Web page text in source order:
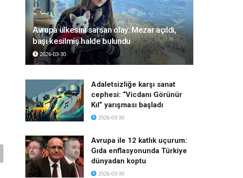
Avrupa ülkesini sarsan olay: Mezar açıldı,
başı kesilmiş halde bulundu
2026-03-30
Adaletsizliğe karşı sanat
cephesi: “Vicdanı Görünür
Kıl” yarışması başladı
2026-03-30
Avrupa ile 12 katlık uçurum:
Gıda enflasyonunda Türkiye
dünyadan koptu
2026-03-30